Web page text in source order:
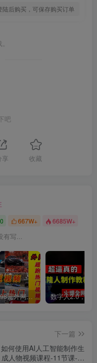
后购买，可保存购买订单
吧
享 收藏
0 667W+ 6685W+
有写...
外面收费398元外网超跑豪车汽车视频搬运至快手抖音上热门项目
下一篇
如何使用AI人工智能制作生
成人物视频课程-11节课-中